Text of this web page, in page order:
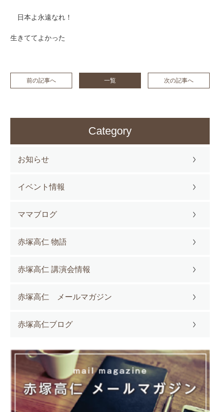
日本よ永遠なれ！
生きててよかった
前の記事へ 一覧 次の記事へ
Category
お知らせ
イベント情報
ママブログ
赤塚高仁 物語
赤塚高仁 講演会情報
赤塚高仁 メールマガジン
赤塚高仁ブログ